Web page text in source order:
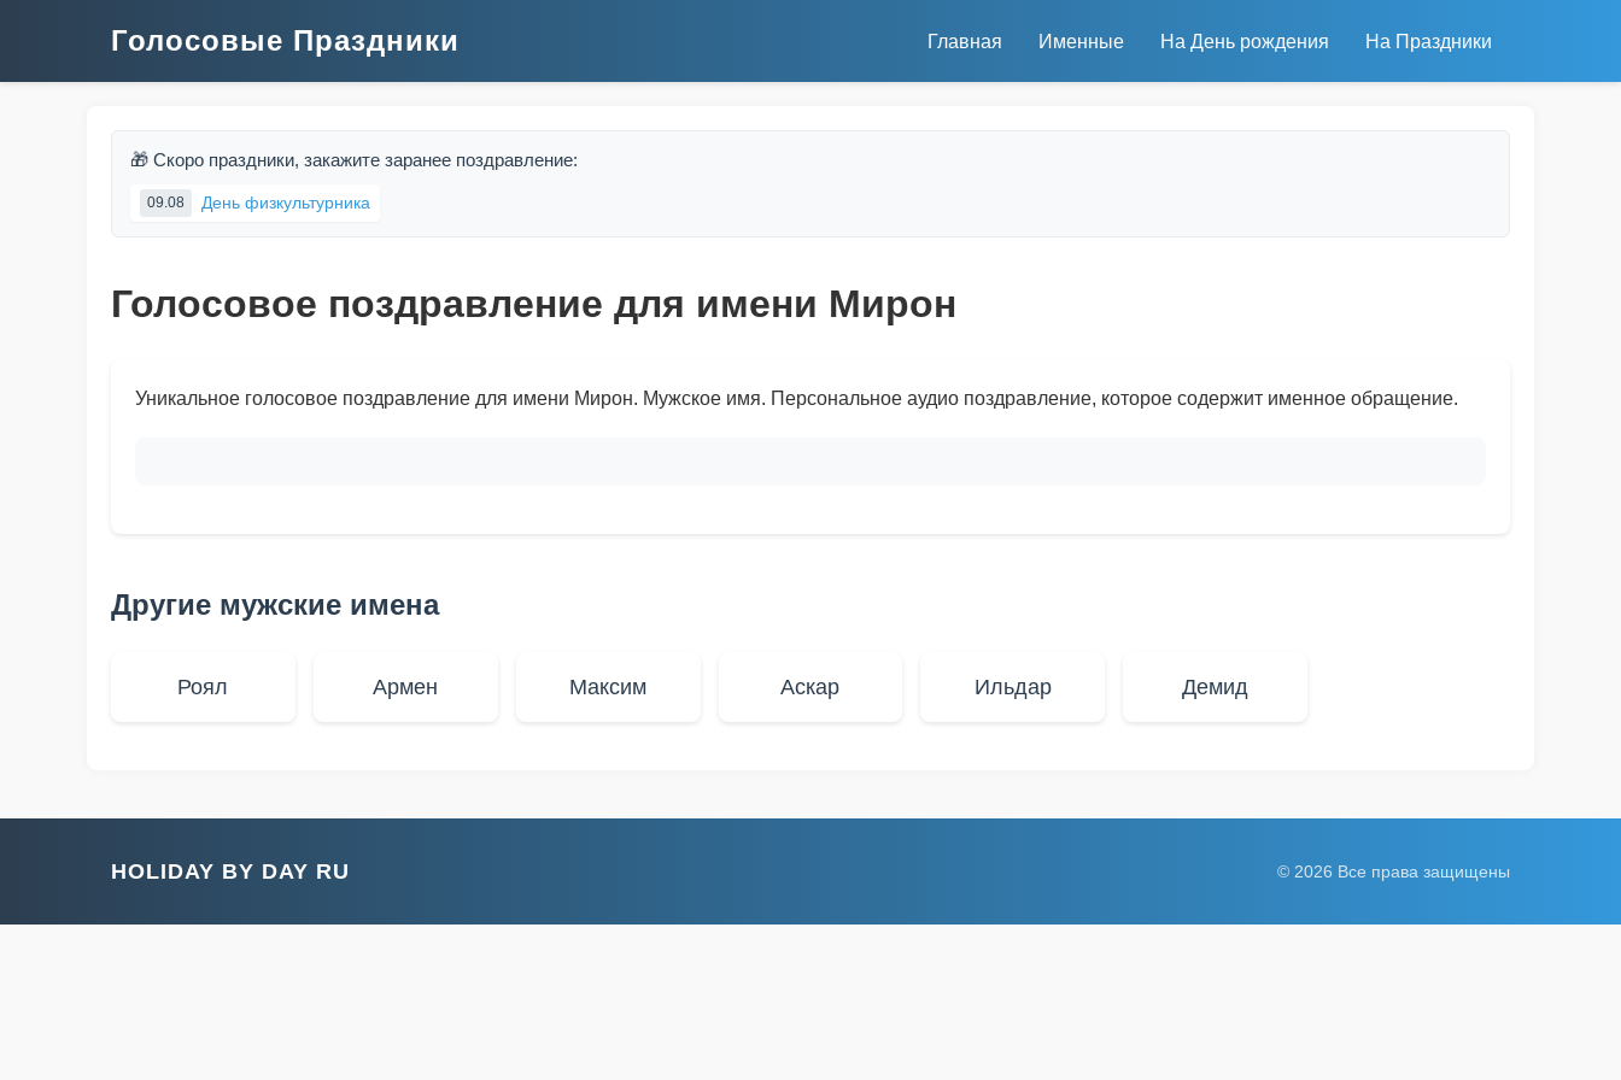
Голосовые Праздники Главная Именные На День рождения На Праздники
🎁 Скоро праздники, закажите заранее поздравление:
09.08 День физкультурника
Голосовое поздравление для имени Мирон
Уникальное голосовое поздравление для имени Мирон. Мужское имя. Персональное аудио поздравление, которое содержит именное обращение.
Другие мужские имена
Роял Армен Максим Аскар Ильдар Демид
HOLIDAY BY DAY RU © 2026 Все права защищены